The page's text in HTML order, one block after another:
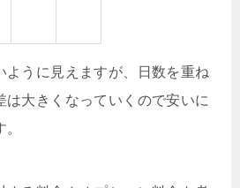
ように見えますが、日数を重ね
は大きくなっていくので安いに